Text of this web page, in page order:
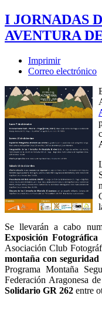
I JORNADAS
AVENTURA
Imprimir
Correo electrónico
Se llevarán a cabo
Exposición
Asociación Club
montaña con seguridad
Programa Montaña
Federación Aragonesa
Solidario GR 262 entre